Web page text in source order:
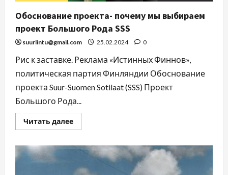
Обоснование проекта- почему мы выбираем
проект Большого Рода SSS
suurlintu@gmail.com 25.02.2024 0
Рис к заставке. Реклама «Истинных Финнов»,
политическая партия Финляндии Обоснование
проекта Suur-Suomen Sotilaat (SSS) Проект
Большого Рода...
Читать далее